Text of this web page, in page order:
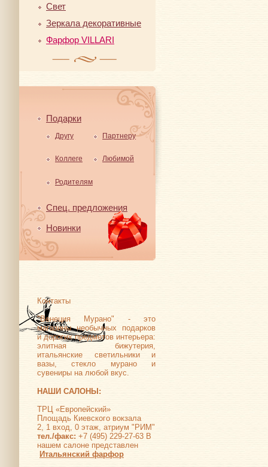
Свет
Зеркала декоративные
Фарфор VILLARI
Подарки
Другу Партнеру
Коллеге Любимой
Родителям
Спец. предложения
Новинки
Контакты
"Венеция Мурано" - это
магазины необычных подарков
и дорогих предметов интерьера:
элитная бижутерия,
итальянские светильники и
вазы, стекло мурано и
сувениры на любой вкус.
НАШИ САЛОНЫ:
ТРЦ «Европейский»
Площадь Киевского вокзала
2, 1 вход, 0 этаж, атриум "РИМ"
тел./факс: +7 (495) 229-27-63 В
нашем салоне представлен
Итальянский фарфор